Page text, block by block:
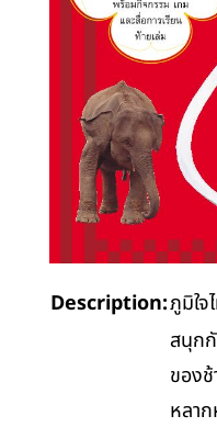
Description:ภูมิใจ
สนุก
ของ
หลา